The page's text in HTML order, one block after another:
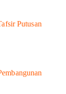
Putusan